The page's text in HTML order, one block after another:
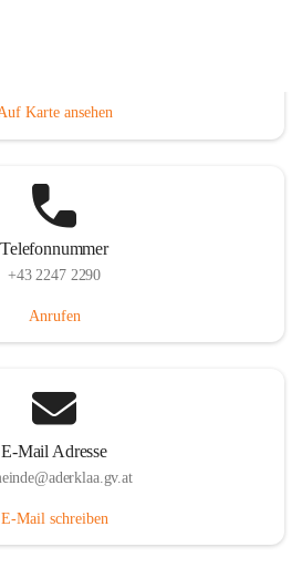
Karte ansehen
Telefonnummer
+43 2247 2290
Anrufen
E-Mail Adresse
E-Mail schreiben